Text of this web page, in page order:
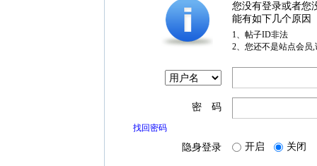
您没有登录或者您
能有如下几个原因
1、帖子ID非法
2、您还不是站点会员
密 码
找回密码
隐身登录 开启 关闭